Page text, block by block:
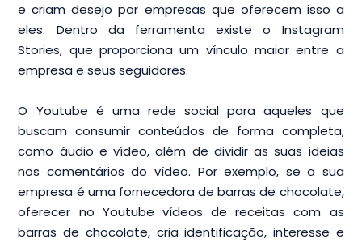
e criam desejo por empresas que oferecem isso a
eles. Dentro da ferramenta existe o Instagram
Stories, que proporciona um vínculo maior entre a
empresa e seus seguidores.
O Youtube é uma rede social para aqueles que
buscam consumir conteúdos de forma completa,
como áudio e vídeo, além de dividir as suas ideias
nos comentários do vídeo. Por exemplo, se a sua
empresa é uma fornecedora de barras de chocolate,
oferecer no Youtube vídeos de receitas com as
barras de chocolate, cria identificação, interesse e